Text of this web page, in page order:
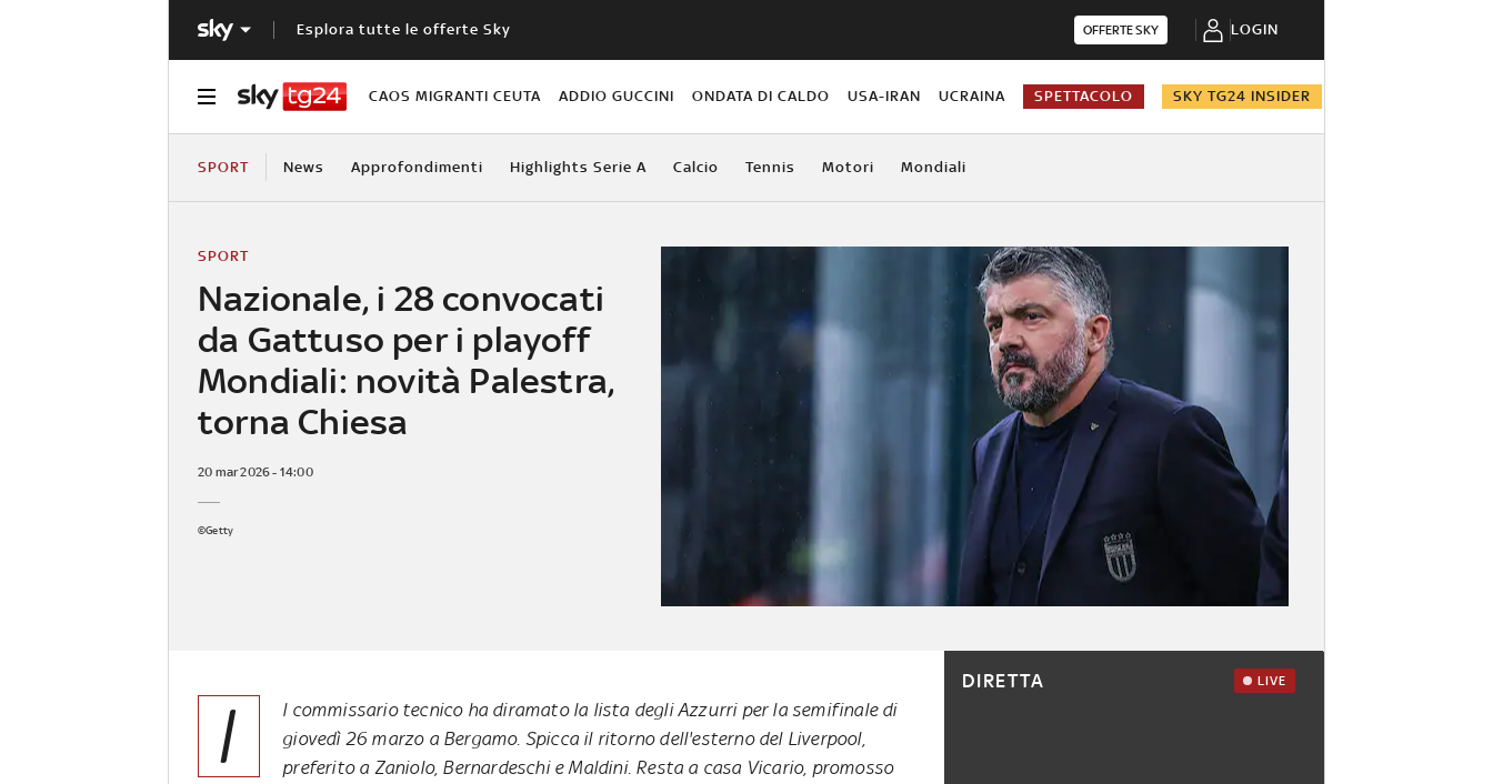
Esplora tutte le offerte Sky OFFERTE SKY LOGIN
CAOS MIGRANTI CEUTA ADDIO GUCCINI ONDATA DI CALDO USA-IRAN UCRAINA SPETTACOLO SKY TG24 INSIDER
SPORT News Approfondimenti Highlights Serie A Calcio Tennis Motori Mondiali
Nazionale, i 28 convocati
da Gattuso per i playoff
Mondiali: novità Palestra,
torna Chiesa
SPORT
20 mar 2026 - 14:00
©Getty
I
l commissario tecnico ha diramato la lista degli Azzurri per la semifinale di
giovedì 26 marzo a Bergamo. Spicca il ritorno dell'esterno del Liverpool,
preferito a Zaniolo, Bernardeschi e Maldini. Resta a casa Vicario, promosso
DIRETTA LIVE